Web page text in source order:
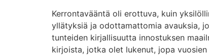
Kerrontavääntä oli erottuva, kuin
yllätyksiä ja odottamattomia avauksia,
tunteiden kirjallisuutta innostuksen
kirjoista, jotka olet lukenut, jopa